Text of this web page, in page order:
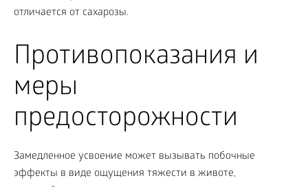
отличается от сахарозы.
Противопоказания и
меры
предосторожности
Замедленное усвоение может вызывать побочные
эффекты в виде ощущения тяжести в животе,